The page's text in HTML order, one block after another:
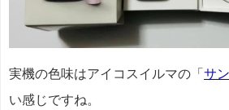
実機の色味はアイコスイルマの「 サ
い感じですね。